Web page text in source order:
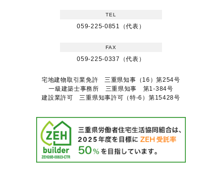
TEL
059-225-0851（代表）
FAX
059-225-0337（代表）
宅地建物取引業免許 三重県知事（16）第254号
一級建築士事務所 三重県知事 第1-384号
建設業許可 三重県知事許可（特-6）第15428号